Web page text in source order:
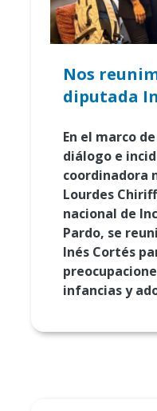
Nos
diputada
En el marco
diálogo e
coordinadora
Lourdes
nacional de
Pardo, se
Inés Cortés
infancias y